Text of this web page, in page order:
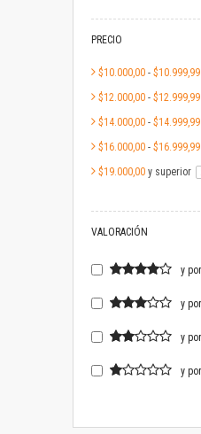
PRECIO
$10.000,00 - $10.999,99
$12.000,00 - $12.999,99
$14.000,00 - $14.999,99
$16.000,00 - $16.999,99
$19.000,00 y superior
VALORACIÓN
y
y
y
y